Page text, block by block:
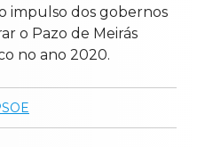
impulso dos gobernos
o Pazo de Meirás
no ano 2020.